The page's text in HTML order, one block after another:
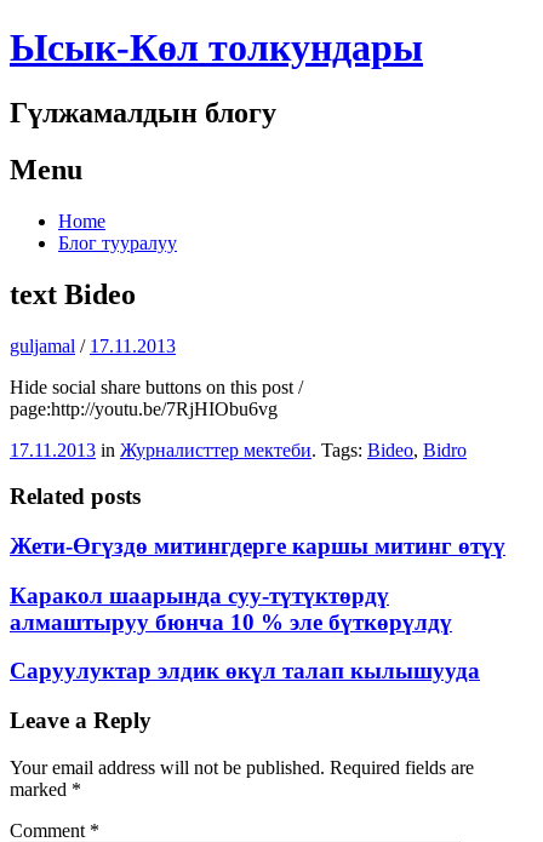
Ысык-Көл толкундары
Гүлжамалдын блогу
Menu
Skip
Home
Блог тууралуу
text Bideo
guljamal / 17.11.2013
Hide social share buttons on this post /
page:http://youtu.be/7RjHIObu6vg
17.11.2013 in Журналисттер мектеби. Tags: Bideo, Bidro
Related posts
Жети-Өгүздө митингдерге каршы митинг өтүү
Каракол шаарында суу-түтүктөрдү
алмаштыруу бюнча 10 % эле бүткөрүлдү
Саруулуктар элдик өкүл талап кылышууда
Post
navigation
Leave a Reply
Your email address will not be published. Required fields are
marked *
Comment *